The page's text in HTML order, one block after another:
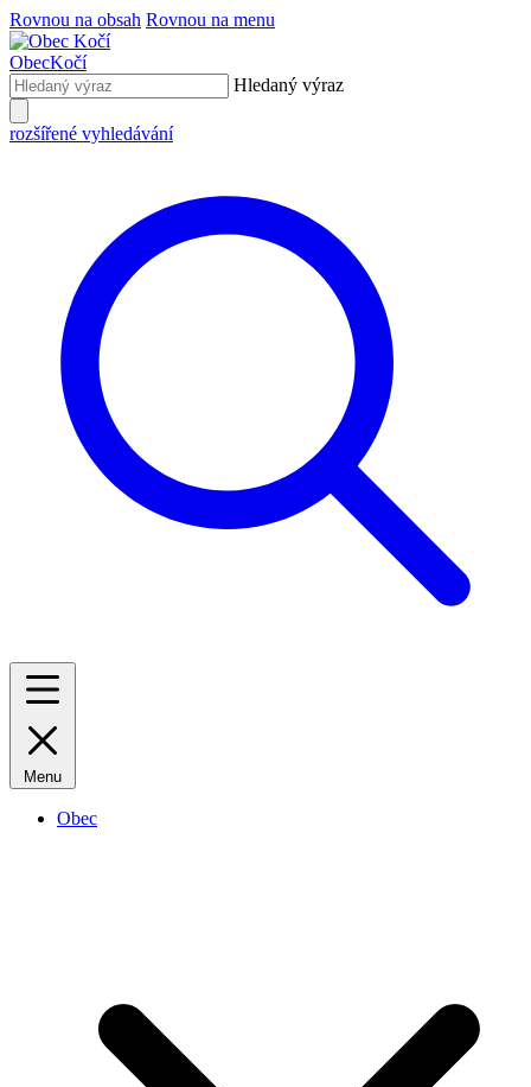
Rovnou na obsah Rovnou na menu
ObecKočí
Hledaný výraz
rozšířené vyhledávání
Menu
Obec